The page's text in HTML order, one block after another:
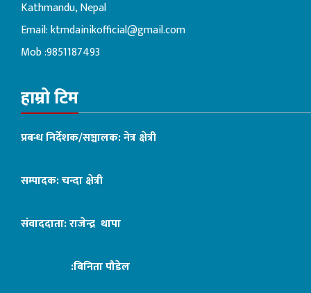
Kathmandu, Nepal
Email:ktmdainikofficial@gmail.com
Mob :9851187493
हाम्रो टिम
प्रबन्ध निर्देशक/सञ्चालक: नेत्र क्षेत्री
सम्पादक: चन्दा क्षेत्री
संवाददाता: राजेन्द्र थापा
:बिनिता पौडेल